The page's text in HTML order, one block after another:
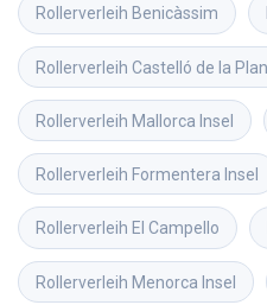
Rollerverleih Benicàssim
Rollerverleih Castelló de la
Rollerverleih Mallorca Insel
Rollerverleih Formentera Insel
Rollerverleih El Campello
Rollerverleih Menorca Insel